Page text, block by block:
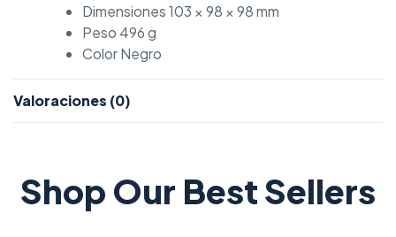
Dimensiones 103 × 98 × 98 mm
Peso 496 g
Color Negro
Valoraciones (0)
Shop Our Best Sellers